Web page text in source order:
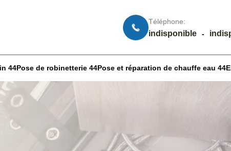
Téléphone:
indisponible -
44Pose de robinetterie 44Pose et réparation de chauffe eau 44